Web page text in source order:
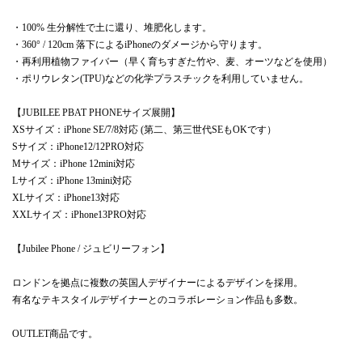
・100% 生分解性で土に還り、堆肥化します。
・360° / 120cm 落下によるiPhoneのダメージから守ります。
・再利用植物ファイバー（早く育ちすぎた竹や、麦、オーツなどを使用）
・ポリウレタン(TPU)などの化学プラスチックを利用していません。
【JUBILEE PBAT PHONEサイズ展開】
XSサイズ：iPhone SE/7/8対応 (第二、第三世代SEもOKです）
Sサイズ：iPhone12/12PRO対応
Mサイズ：iPhone 12mini対応
Lサイズ：iPhone 13mini対応
XLサイズ：iPhone13対応
XXLサイズ：iPhone13PRO対応
【Jubilee Phone / ジュビリーフォン】
ロンドンを拠点に複数の英国人デザイナーによるデザインを採用。
有名なテキスタイルデザイナーとのコラボレーション作品も多数。
OUTLET商品です。